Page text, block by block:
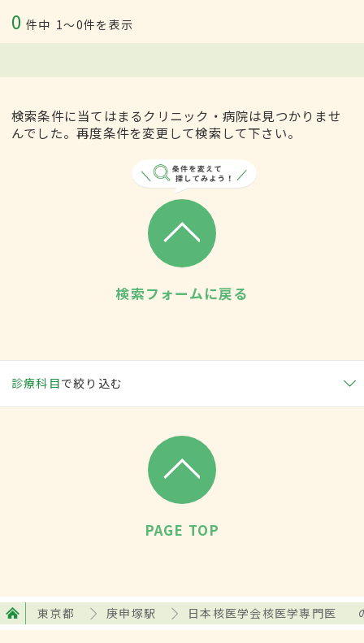
0 件中 1〜0件を表示
検索条件に当てはまるクリニック・病院は見つかりませ
んでした。再度条件を変更して検索して下さい。
検索フォームに戻る
診療科目で絞り込む
PAGE TOP
東京都 庚申塚駅 日本核医学会核医学専門医